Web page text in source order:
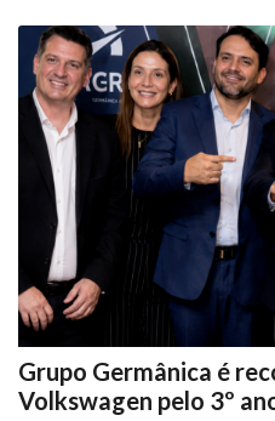
Grupo Germânica é
Volkswagen pelo 3º